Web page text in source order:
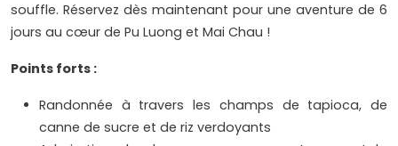
souffle. Réservez dès maintenant pour une aventure de 6
jours au cœur de Pu Luong et Mai Chau !
Points forts :
Randonnée à travers les champs de tapioca, de
canne de sucre et de riz verdoyants